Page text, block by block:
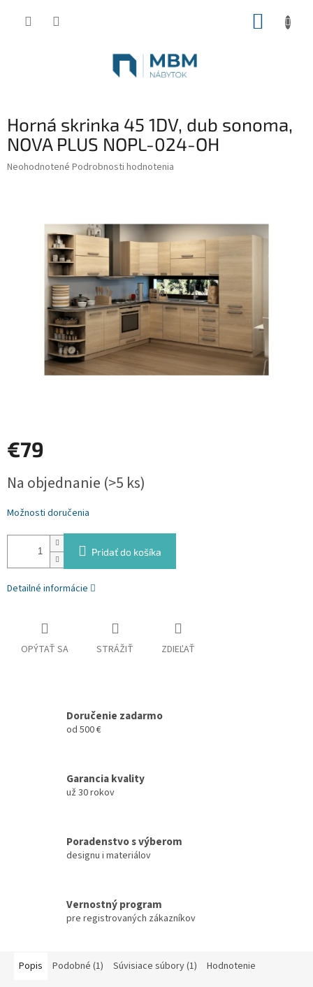
Horná skrinka 45 1DV, dub sonoma,
NOVA PLUS NOPL-024-OH
Priemerné
hviezdičiek.
Neohodnotené Podrobnosti hodnotenia
€79
cena:
Na objednanie (>5 ks)
Možnosti doručenia
Pridať do košíka
Detailné informácie
OPÝTAŤ SA STRÁŽIŤ ZDIEĽAŤ
Doručenie zadarmo
od 500 €
Garancia kvality
už 30 rokov
Poradenstvo s výberom
designu i materiálov
Vernostný program
pre registrovaných zákazníkov
Popis Podobné (1) Súvisiace súbory (1) Hodnotenie